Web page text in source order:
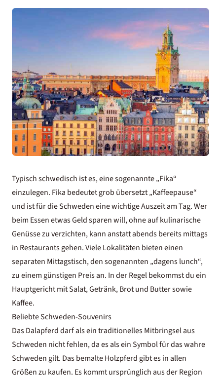
Typisch schwedisch ist es, eine sogenannte „Fika“
einzulegen. Fika bedeutet grob übersetzt „Kaffeepause“
und ist für die Schweden eine wichtige Auszeit am Tag. Wer
beim Essen etwas Geld sparen will, ohne auf kulinarische
Genüsse zu verzichten, kann anstatt abends bereits mittags
in Restaurants gehen. Viele Lokalitäten bieten einen
separaten Mittagstisch, den sogenannten „dagens lunch“,
zu einem günstigen Preis an. In der Regel bekommst du ein
Hauptgericht mit Salat, Getränk, Brot und Butter sowie
Kaffee.
Beliebte Schweden-Souvenirs
Das Dalapferd darf als ein traditionelles Mitbringsel aus
Schweden nicht fehlen, da es als ein Symbol für das wahre
Schweden gilt. Das bemalte Holzpferd gibt es in allen
Größen zu kaufen. Es kommt ursprünglich aus der Region